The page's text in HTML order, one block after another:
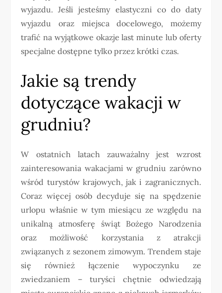
wyjazdu. Jeśli jesteśmy elastyczni co do daty
wyjazdu oraz miejsca docelowego, możemy
trafić na wyjątkowe okazje last minute lub oferty
specjalne dostępne tylko przez krótki czas.
Jakie są trendy
dotyczące wakacji w
grudniu?
W ostatnich latach zauważalny jest wzrost
zainteresowania wakacjami w grudniu zarówno
wśród turystów krajowych, jak i zagranicznych.
Coraz więcej osób decyduje się na spędzenie
urlopu właśnie w tym miesiącu ze względu na
unikalną atmosferę świąt Bożego Narodzenia
oraz możliwość korzystania z atrakcji
związanych z sezonem zimowym. Trendem staje
się również łączenie wypoczynku ze
zwiedzaniem – turyści chętnie odwiedzają